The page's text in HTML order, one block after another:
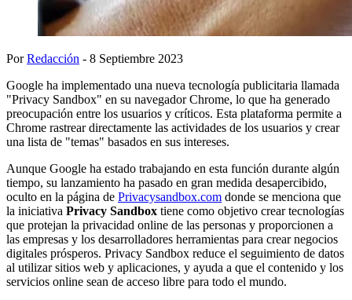
PorRedacción - 8 Septiembre 2023
Google ha implementado una nueva tecnología publicitaria llamada
"Privacy Sandbox" en su navegador Chrome, lo que ha generado
preocupación entre los usuarios y críticos. Esta plataforma permite a
Chrome rastrear directamente las actividades de los usuarios y crear
una lista de "temas" basados en sus intereses.
Aunque Google ha estado trabajando en esta función durante algún
tiempo, su lanzamiento ha pasado en gran medida desapercibido,
oculto en la página de Privacysandbox.com donde se menciona que
la iniciativa Privacy Sandbox tiene como objetivo crear tecnologías
que protejan la privacidad online de las personas y proporcionen a
las empresas y los desarrolladores herramientas para crear negocios
digitales prósperos. Privacy Sandbox reduce el seguimiento de datos
al utilizar sitios web y aplicaciones, y ayuda a que el contenido y los
servicios online sean de acceso libre para todo el mundo.